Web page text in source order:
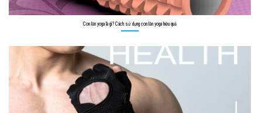
Con lăn yoga là gì? Cách sử dụng con lăn yoga hiệu quả